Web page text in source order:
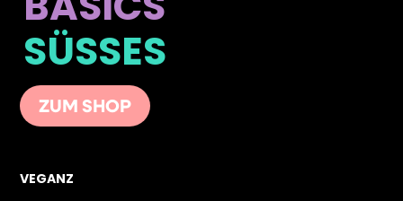
BASICS
SÜSSES
ZUM SHOP
VEGANZ